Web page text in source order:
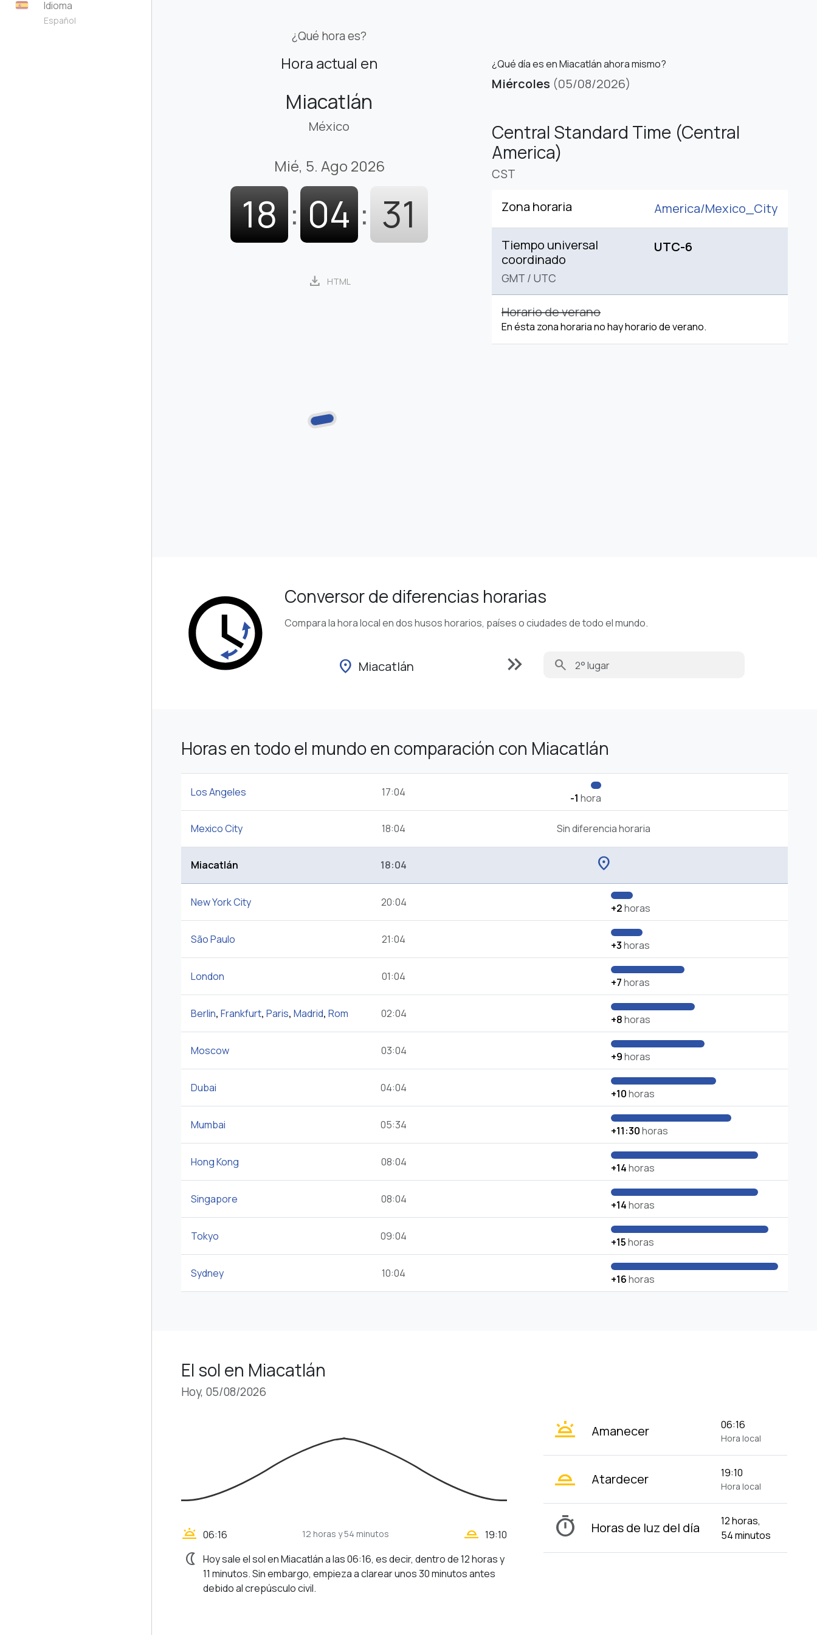
Idioma
Español
¿Qué hora es?
Hora actual en
Miacatlán
México
Mié, 5. Ago 2026
18 : 04 : 32
download HTML
¿Qué día es en Miacatlán ahora mismo?
Miércoles (05/08/2026)
Central Standard Time (Central
America)
CST
Zona horaria America/Mexico_City
Tiempo universal
coordinado
GMT / UTC
UTC-6
Horario de verano
En ésta zona horaria no hay horario de verano.
Conversor de diferencias horarias
Compara la hora local en dos husos horarios, países o ciudades de todo el mundo.
location_on Miacatlán keyboard_double_arrow_right search
Horas en todo el mundo en comparación con Miacatlán
Los Angeles 17:04 -1 hora
Mexico City 18:04 Sin diferencia horaria
Miacatlán 18:04 location_on
New York City 20:04 +2horas
São Paulo 21:04 +3horas
London 01:04 +7horas
Berlin, Frankfurt, Paris, Madrid, Rom 02:04 +8horas
Moscow 03:04 +9horas
Dubai 04:04 +10horas
Mumbai 05:34 +11:30horas
Hong Kong 08:04 +14horas
Singapore 08:04 +14horas
Tokyo 09:04 +15horas
Sydney 10:04 +16horas
El sol en Miacatlán
Hoy, 05/08/2026
wb_twilight 06:16 12 horas y 54 minutos wb_twilight_2 19:10
nightlight Hoy sale el sol en Miacatlán a las 06:16, es decir, dentro de 12 horas y
11 minutos. Sin embargo, empieza a clarear unos 30 minutos antes
debido al crepúsculo civil.
wb_twilight Amanecer 06:16
Hora local
wb_twilight_2 Atardecer 19:10
Hora local
timer Horas de luz del día
12 horas,
54 minutos